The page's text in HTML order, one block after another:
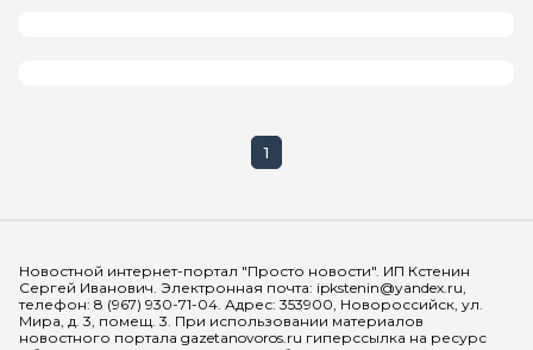
1
Новостной интернет-портал "Просто новости". ИП Кстенин
Сергей Иванович. Электронная почта: ipkstenin@yandex.ru,
телефон: 8 (967) 930-71-04. Адрес: 353900, Новороссийск, ул.
Мира, д. 3, помещ. 3. При использовании материалов
новостного портала gazetanovoros.ru гиперссылка на ресурс